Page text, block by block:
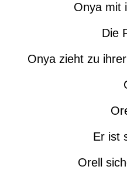
Onya mit
Die
Onya zieht zu
Er ist
Orell